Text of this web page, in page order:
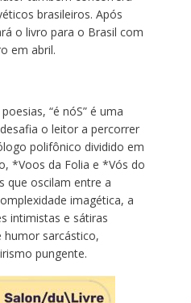
brasileiros. Após
o livro para o Brasil com
em abril.
“é nóS” é uma
o leitor a percorrer
polifônico dividido em
*Voos da Folia e *Vós do
que oscilam entre a
imagética, a
intimistas e sátiras
humor sarcástico,
pungente.